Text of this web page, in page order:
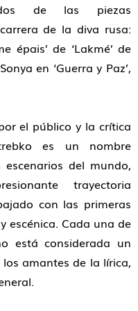
dos de las piezas
de la diva rusa:
épais’ de ‘Lakmé’ de
en ‘Guerra y Paz’,
el público y la crítica
es un nombre
del mundo,
trayectoria
con las primeras
escénica. Cada una de
está considerada un
amantes de la lírica,